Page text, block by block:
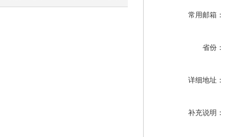
常用邮箱：
省份：
详细地址：
补充说明：